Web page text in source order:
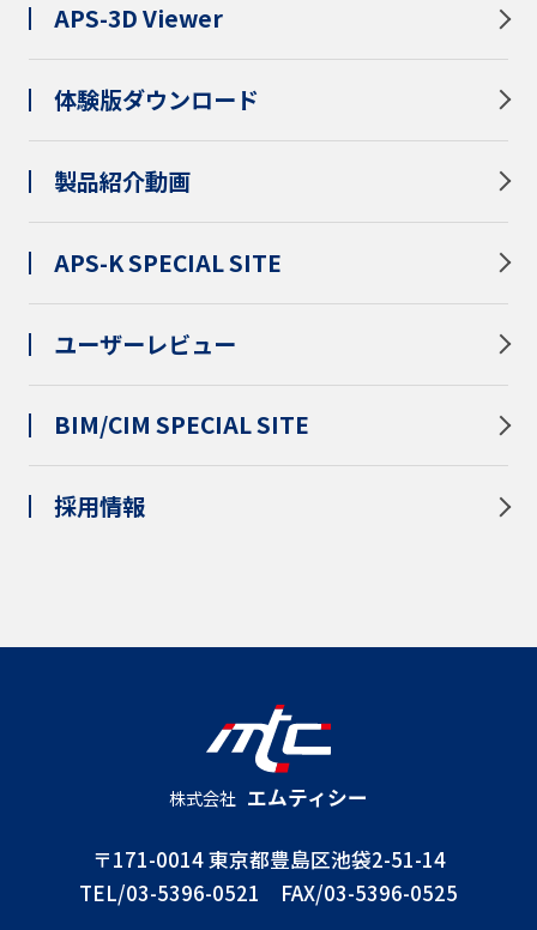
APS-3D Viewer
体験版ダウンロード
製品紹介動画
APS-K SPECIAL SITE
ユーザーレビュー
BIM/CIM SPECIAL SITE
採用情報
株式会社 エムティシー
〒171-0014 東京都豊島区池袋2-51-14
TEL/03-5396-0521 FAX/03-5396-0525